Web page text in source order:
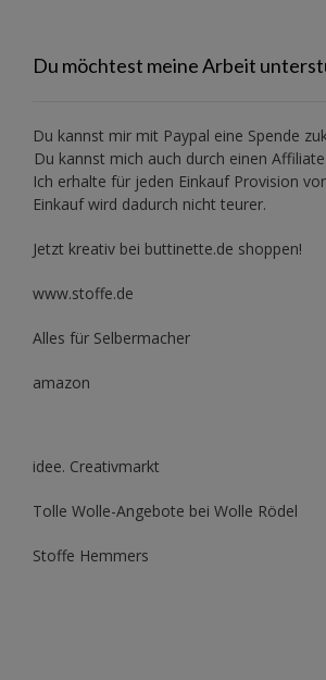
Du möchtest meine Arbeit
Du kannst mir mit Paypal eine Spende
Du kannst mich auch durch einen
Ich erhalte für jeden Einkauf Provision
Einkauf wird dadurch nicht teurer.
Jetzt kreativ bei buttinette.de shoppen!
www.stoffe.de
Alles für Selbermacher
amazon
idee. Creativmarkt
Tolle Wolle-Angebote bei Wolle Rödel
Stoffe Hemmers